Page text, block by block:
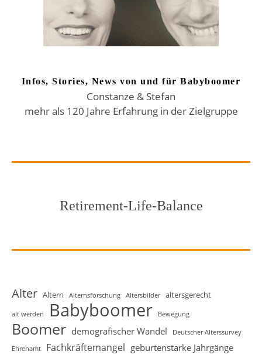
Infos, Stories, News von und für Babyboomer
Constanze & Stefan
mehr als 120 Jahre Erfahrung in der Zielgruppe
Retirement-Life-Balance
Alter Altern Alternsforschung Altersbilder altersgerecht
alt werden Babyboomer Bewegung
Boomer demografischer Wandel
Deutscher Alterssurvey
Ehrenamt
Fachkräftemangel geburtenstarke Jahrgänge